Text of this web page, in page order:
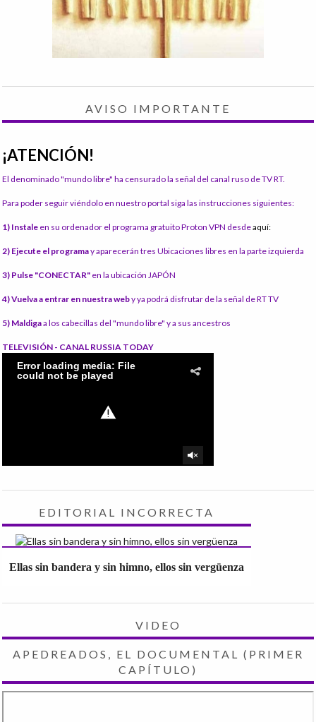
AVISO IMPORTANTE
¡ATENCIÓN!
El denominado "mundo libre" ha censurado la señal del canal ruso de TV RT.
Para poder seguir viéndolo en nuestro portal siga las instrucciones siguientes:
1) Instale en su ordenador el programa gratuito Proton VPN desdeaquí:
2) Ejecute el programay aparecerán tres Ubicaciones libres en la parte izquierda
3) Pulse "CONECTAR" en la ubicación JAPÓN
4) Vuelva a entrar en nuestra weby ya podrá disfrutar de la señal de RT TV
5) Maldigaa los cabecillas del "mundo libre" y a sus ancestros
TELEVISIÓN - CANAL RUSSIA TODAY
EDITORIAL INCORRECTA
Ellas sin bandera y sin himno, ellos sin vergüenza
VIDEO
APEDREADOS, EL DOCUMENTAL (PRIMER
CAPÍTULO)